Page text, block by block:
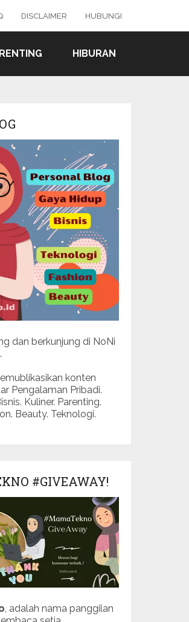
DISCLAIMER HUBUNGI
HIBURAN
dan berkunjung di NoNi
konten
Pengalaman Pribadi.
Kuliner. Parenting.
Beauty. Teknologi.
#GIVEAWAY!
, adalah nama panggilan